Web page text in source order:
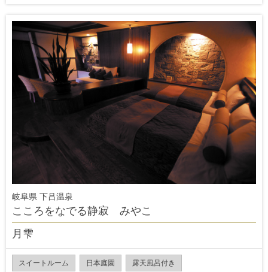
岐阜県 下吕温泉
こころをなでる静寂 みやこ
月雫
スイートルーム 日本庭園 露天風呂付き